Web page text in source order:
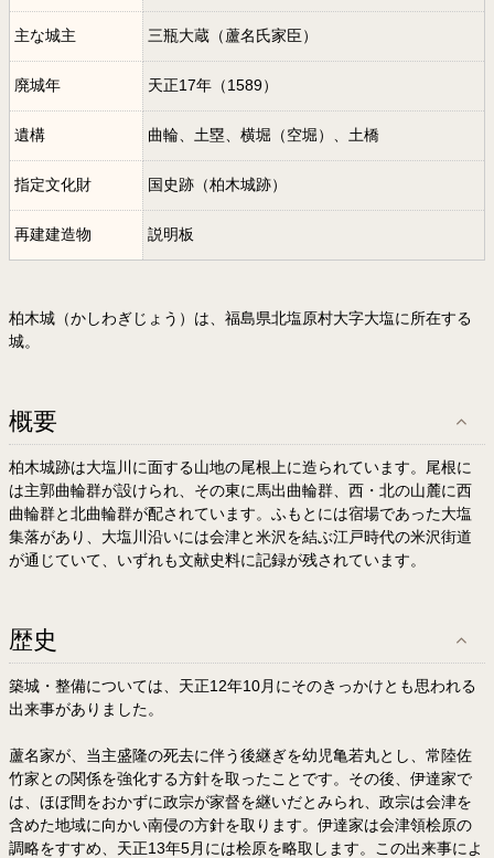
主な城主 三瓶大蔵（蘆名氏家臣）
廃城年 天正17年（1589）
遺構 曲輪、土塁、横堀（空堀）、土橋
指定文化財 国史跡（柏木城跡）
再建建造物 説明板
柏木城（かしわぎじょう）は、福島県北塩原村大字大塩に所在する
城。
概要
柏木城跡は大塩川に面する山地の尾根上に造られています。尾根に
は主郭曲輪群が設けられ、その東に馬出曲輪群、西・北の山麓に西
曲輪群と北曲輪群が配されています。ふもとには宿場であった大塩
集落があり、大塩川沿いには会津と米沢を結ぶ江戸時代の米沢街道
が通じていて、いずれも文献史料に記録が残されています。
歴史
築城・整備については、天正12年10月にそのきっかけとも思われる
出来事がありました。
蘆名家が、当主盛隆の死去に伴う後継ぎを幼児亀若丸とし、常陸佐
竹家との関係を強化する方針を取ったことです。その後、伊達家で
は、ほぼ間をおかずに政宗が家督を継いだとみられ、政宗は会津を
含めた地域に向かい南侵の方針を取ります。伊達家は会津領桧原の
調略をすすめ、天正13年5月には桧原を略取します。この出来事によ